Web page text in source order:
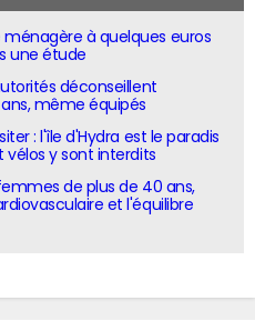
à quelques euros
une étude
déconseillent
même équipés
: l'île d'Hydra est le paradis
vélos y sont interdits
femmes de plus de 40 ans,
et l'équilibre